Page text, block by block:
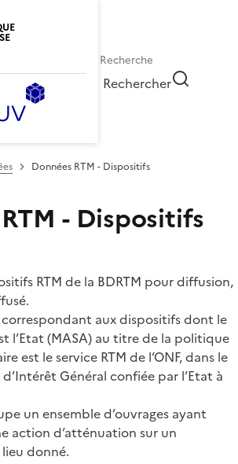
Rechercher
Données RTM - Dispositifs
- Dispositifs
RTM de la BDRTM pour diffusion,
correspondant aux dispositifs dont le
l’Etat (MASA) au titre de la politique
est le service RTM de l’ONF, dans le
Général confiée par l’Etat à
un ensemble d’ouvrages ayant
action d’atténuation sur un
donné.